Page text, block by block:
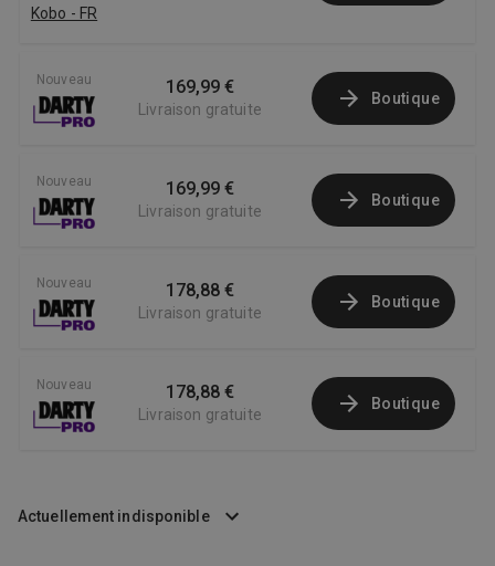
Kobo - FR
Nouveau 169,99 €
Livraison gratuite
Boutique
Nouveau 169,99 €
Livraison gratuite
Boutique
Nouveau 178,88 €
Livraison gratuite
Boutique
Nouveau 178,88 €
Livraison gratuite
Boutique
Actuellement indisponible